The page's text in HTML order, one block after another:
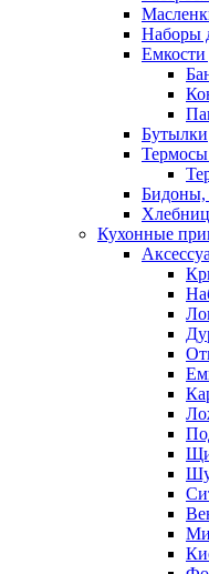
Наборы
Емкости
Бутылки
Термосы
Бидоны,
Кухонные